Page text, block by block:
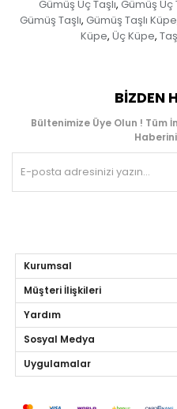
Gümüş Üç Taşlı, Gümüş Üç
Gümüş Taşlı, Gümüş Taşlı Küpe
Küpe, Üç Küpe,
BIZDEN
Bültenimize Üye Olun ! Tüm
Kurumsal
Müşteri İlişkileri
Yardım
Sosyal Medya
Uygulamalar